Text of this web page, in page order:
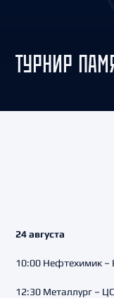
ТУРНИР
24 августа
10:00 Нефтехимик –
12:30 Металлург –